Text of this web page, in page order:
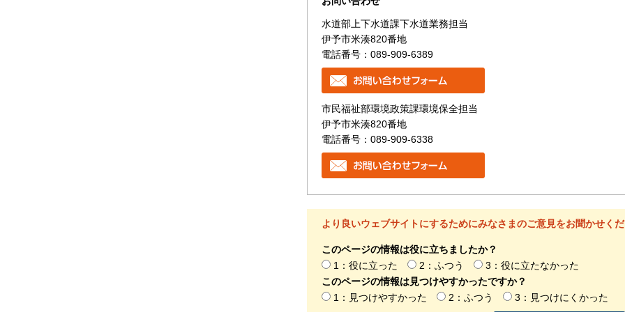
水道部上下水道課下水道業務担当
伊予市米湊820番地
電話番号：089-909-6389
市民福祉部環境政策課環境保全担当
伊予市米湊820番地
電話番号：089-909-6338
より良いウェブサイトにするためにみなさまのご意見をお聞かせく
このページの情報は役に立ちましたか？
1：役に立った
2：ふつう
3：役に立たなかった
このページの情報は見つけやすかったですか？
1：見つけやすかった
2：ふつう 3：見つけにくかった